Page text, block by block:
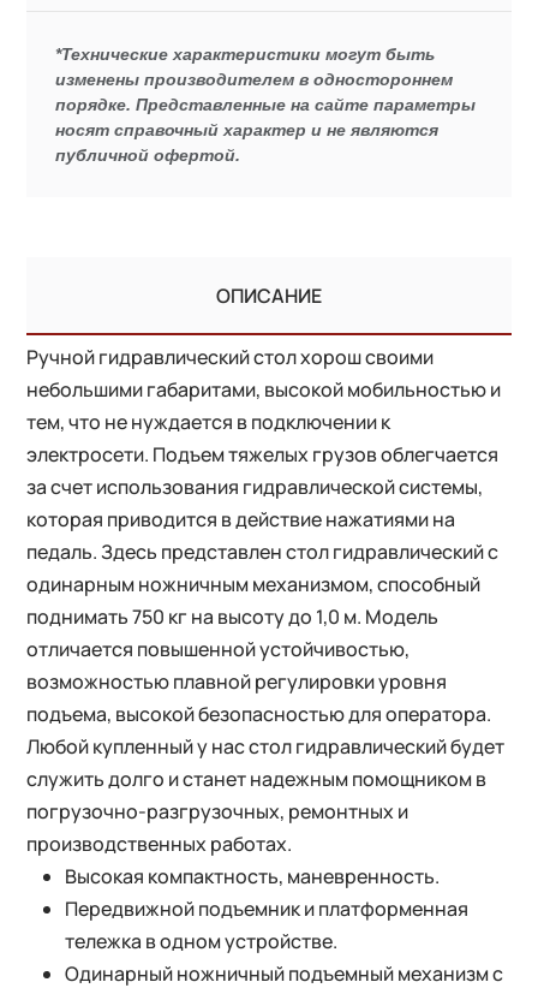
*Технические характеристики могут быть
изменены производителем в одностороннем
порядке. Представленные на сайте параметры
носят справочный характер и не являются
публичной офертой.
ОПИСАНИЕ
Ручной гидравлический стол хорош своими
небольшими габаритами, высокой мобильностью и
тем, что не нуждается в подключении к
электросети. Подъем тяжелых грузов облегчается
за счет использования гидравлической системы,
которая приводится в действие нажатиями на
педаль. Здесь представлен стол гидравлический с
одинарным ножничным механизмом, способный
поднимать 750 кг на высоту до 1,0 м. Модель
отличается повышенной устойчивостью,
возможностью плавной регулировки уровня
подъема, высокой безопасностью для оператора.
Любой купленный у нас стол гидравлический будет
служить долго и станет надежным помощником в
погрузочно-разгрузочных, ремонтных и
производственных работах.
Высокая компактность, маневренность.
Передвижной подъемник и платформенная
тележка в одном устройстве.
Одинарный ножничный подъемный механизм с